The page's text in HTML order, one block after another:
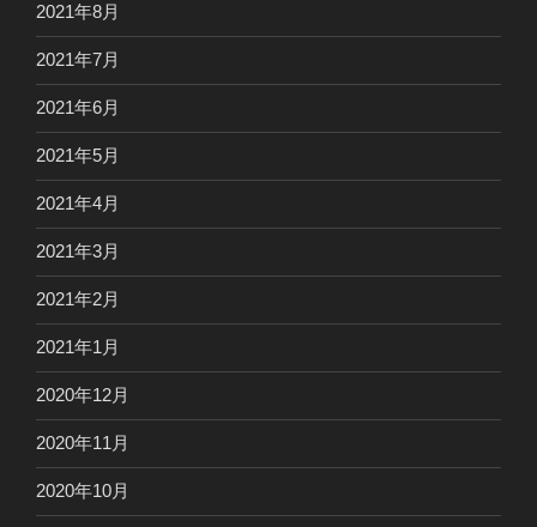
2021年8月
2021年7月
2021年6月
2021年5月
2021年4月
2021年3月
2021年2月
2021年1月
2020年12月
2020年11月
2020年10月